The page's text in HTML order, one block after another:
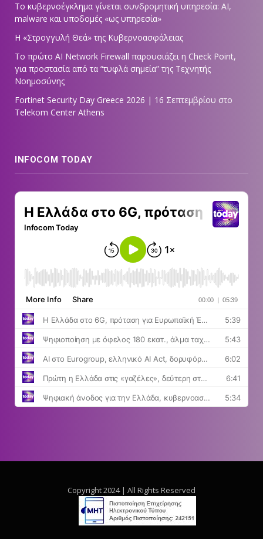
Το κυβερνοέγκλημα γίνεται συνδρομητική υπηρεσία: AI,
malware και υποδομές «ως υπηρεσία»
Η «Στρογγυλή Θεά» της Κυβερνοασφάλειας
Tο πρώτο AI Network Firewall παρουσιάζει η Check Point,
για προστασία από τα “τυφλά σημεία” της Τεχνητής
Νοημοσύνης
Fortinet Security Day Greece 2026 | 16 Σεπτεμβρίου στο
Telekom Center Athens
INFOCOM TODAY
Copyright 2024 | All Rights Reserved